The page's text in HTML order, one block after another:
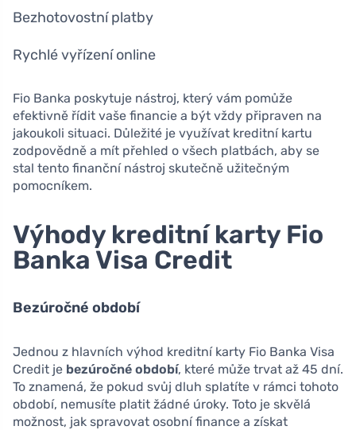
Bezhotovostní platby
Rychlé vyřízení online
Fio Banka poskytuje nástroj, který vám pomůže
efektivně řídit vaše financie a být vždy připraven na
jakoukoli situaci. Důležité je využívat kreditní kartu
zodpovědně a mít přehled o všech platbách, aby se
stal tento finanční nástroj skutečně užitečným
pomocníkem.
Výhody kreditní karty Fio
Banka Visa Credit
Bezúročné období
Jednou z hlavních výhod kreditní karty Fio Banka Visa
Credit je bezúročné období, které může trvat až 45 dní.
To znamená, že pokud svůj dluh splatíte v rámci tohoto
období, nemusíte platit žádné úroky. Toto je skvělá
možnost, jak spravovat osobní finance a získat